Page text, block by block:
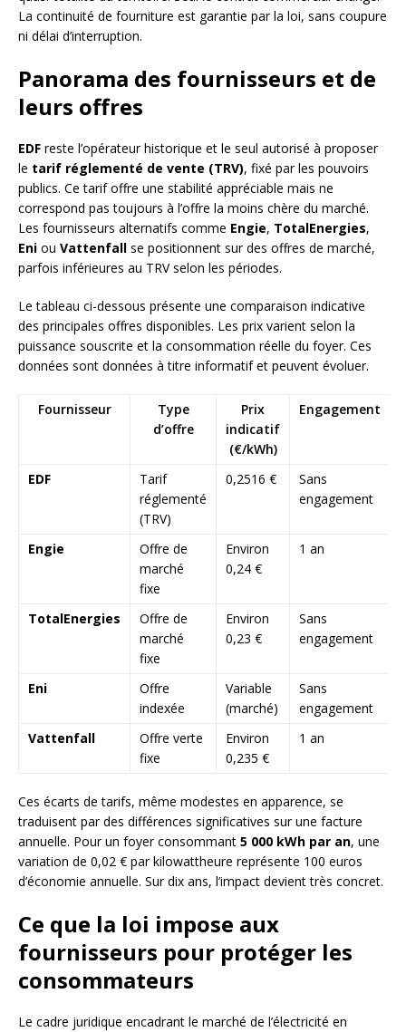
La continuité de fourniture est garantie par la loi, sans coupure
ni délai d’interruption.
Panorama des fournisseurs et de
leurs offres
EDF reste l’opérateur historique et le seul autorisé à proposer
le tarif réglementé de vente (TRV), fixé par les pouvoirs
publics. Ce tarif offre une stabilité appréciable mais ne
correspond pas toujours à l’offre la moins chère du marché.
Les fournisseurs alternatifs comme Engie, TotalEnergies,
Eni ou Vattenfall se positionnent sur des offres de marché,
parfois inférieures au TRV selon les périodes.
Le tableau ci-dessous présente une comparaison indicative
des principales offres disponibles. Les prix varient selon la
puissance souscrite et la consommation réelle du foyer. Ces
données sont données à titre informatif et peuvent évoluer.
Fournisseur
Type
d’offre
Prix
indicatif
(€/kWh)
Engagement
EDF
Tarif
réglementé
(TRV)
0,2516 €
Sans
engagement
Engie
Offre de
marché
fixe
Environ
0,24 €
1 an
TotalEnergies
Offre de
marché
fixe
Environ
0,23 €
Sans
engagement
Eni
Offre
indexée
Variable
(marché)
Sans
engagement
Vattenfall
Offre verte
fixe
Environ
0,235 €
1 an
Ces écarts de tarifs, même modestes en apparence, se
traduisent par des différences significatives sur une facture
annuelle. Pour un foyer consommant 5 000 kWh par an, une
variation de 0,02 € par kilowattheure représente 100 euros
d’économie annuelle. Sur dix ans, l’impact devient très concret.
Ce que la loi impose aux
fournisseurs pour protéger les
consommateurs
Le cadre juridique encadrant le marché de l’électricité en